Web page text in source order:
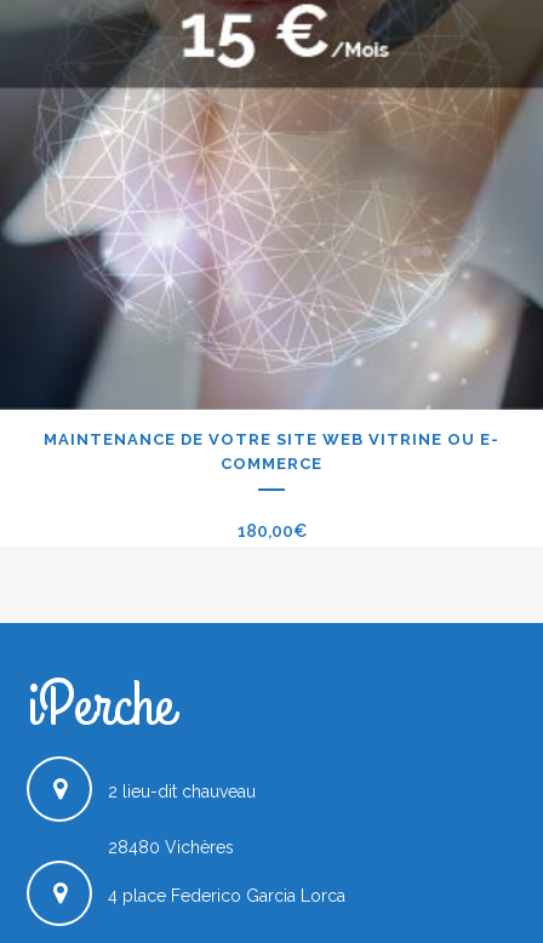
MAINTENANCE DE VOTRE SITE WEB VITRINE OU E-
COMMERCE
180,00€
iPerche.fr
iPerche
2 lieu-dit chauveau
28480 Vichères
4 place Federico Garcia Lorca